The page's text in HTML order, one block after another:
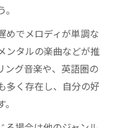
めでメロディが単調な
ンタルの楽曲などが推
ング音楽や、英語圏の
多く存在し、自分の好